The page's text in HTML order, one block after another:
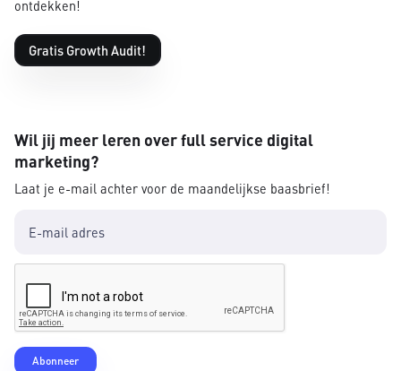
ontdekken!
Gratis Growth Audit!
Wil jij meer leren over full service digital
marketing?
Laat je e-mail achter voor de maandelijkse baasbrief!